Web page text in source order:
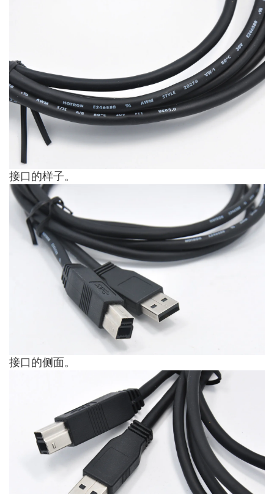
接口的样子。
接口的侧面。